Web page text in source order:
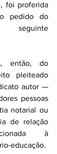
foi proferida
pedido do
então, do
pleiteado
autor —
pessoas
notarial ou
de relação
à
educação.